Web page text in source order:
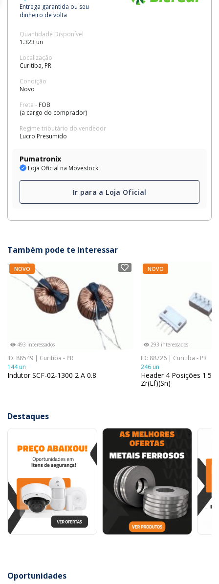
Entrega garantida ou seu
dinheiro de volta
Quantidade Disponível
1.323 un
Localização
Curitiba, PR
Condição
Novo
Frete - FOB
(a cargo do comprador)
Regime tributário do vendedor
Lucro Presumido
Pumatronix
Loja Oficial na Movestock
Ir para a Loja Oficial
Também pode te interessar
NOVO
493 interessados
ID: 88549 | Curitiba - PR
144 un
Indutor SCF-02-1300 2 A 0.8
NOVO
293 interessados
ID: 88726 | Curitiba - PR
246 un
Header 4 Posições
Zr(Lf)(Sn)
Destaques
Oportunidades